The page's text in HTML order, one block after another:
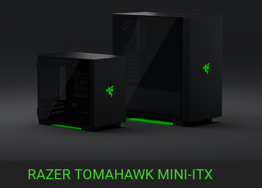
RAZER TOMAHAWK MINI-ITX